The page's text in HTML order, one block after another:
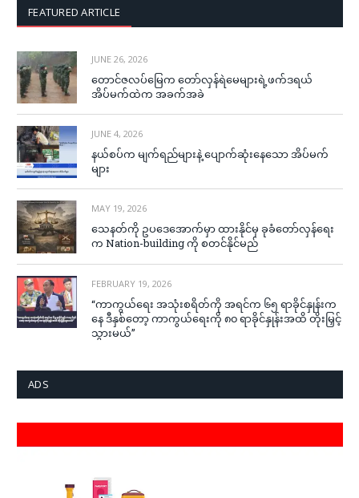
FEATURED ARTICLE
JUNE 26, 2026
တောင်ဇလပ်မြေက တော်လှန်ရဲမေများရဲ့ဖက်ဒရယ်
အိပ်မက်ထဲက အခက်အခဲ
JUNE 4, 2026
နယ်စပ်က မျက်ရည်များနဲ့ ပျောက်ဆုံးနေသော အိပ်မက်
များ
MAY 19, 2026
သေနတ်ကို ဥပဒေအောက်မှာ ထားနိုင်မှ ခုခံတော်လှန်ရေး
က Nation-building ကို စတင်နိုင်မည်
FEBRUARY 19, 2026
“ကာကွယ်ရေး အသုံးစရိတ်ကို အရင်က ၆၅ ရာခိုင်နှုန်းက
နေ ဒီနှစ်တော့ ကာကွယ်ရေးကို ၈၀ ရာခိုင်နှုန်းအထိ တိုးမြှင့်
သွားမယ်”
ADS